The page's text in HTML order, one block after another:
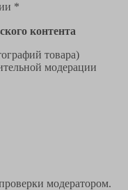
*
контента
товара)
модерации
модератором.